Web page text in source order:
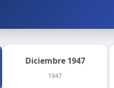
Diciembre 1947
1947